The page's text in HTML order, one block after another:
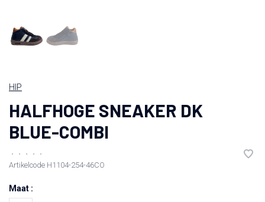
HIP
HALFHOGE SNEAKER DK
BLUE-COMBI
• • • •
•
Artikelcode H1104-254-46CO
Maat :